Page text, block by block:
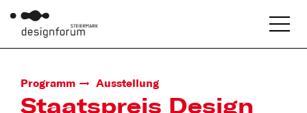
Programm Ausstellung
Staatspreis Design